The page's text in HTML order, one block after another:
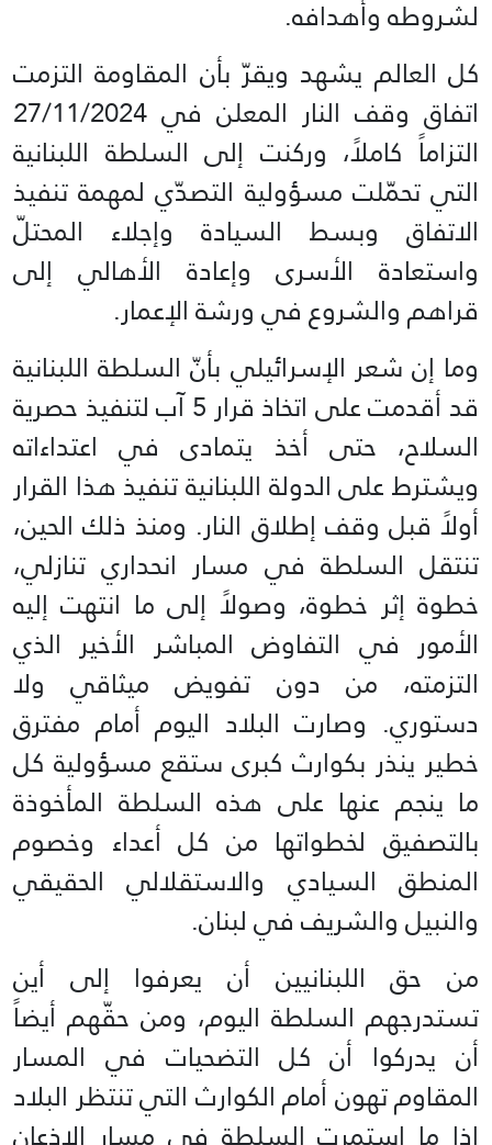
لشروطه وأهدافه.
كل العالم يشهد ويقرّ بأن المقاومة التزمت
اتفاق وقف النار المعلن في 27/11/2024
التزاماً كاملاً، وركنت إلى السلطة اللبنانية
التي تحمّلت مسؤولية التصدّي لمهمة تنفيذ
الاتفاق وبسط السيادة وإجلاء المحتلّ
واستعادة الأسرى وإعادة الأهالي إلى
قراهم والشروع في ورشة الإعمار.
وما إن شعر الإسرائيلي بأنّ السلطة اللبنانية
قد أقدمت على اتخاذ قرار 5 آب لتنفيذ حصرية
السلاح، حتى أخذ يتمادى في اعتداءاته
ويشترط على الدولة اللبنانية تنفيذ هذا القرار
أولاً قبل وقف إطلاق النار. ومنذ ذلك الحين،
تنتقل السلطة في مسار انحداري تنازلي،
خطوة إثر خطوة، وصولاً إلى ما انتهت إليه
الأمور في التفاوض المباشر الأخير الذي
التزمته، من دون تفويض ميثاقي ولا
دستوري. وصارت البلاد اليوم أمام مفترق
خطير ينذر بكوارث كبرى ستقع مسؤولية كل
ما ينجم عنها على هذه السلطة المأخوذة
بالتصفيق لخطواتها من كل أعداء وخصوم
المنطق السيادي والاستقلالي الحقيقي
والنبيل والشريف في لبنان.
من حق اللبنانيين أن يعرفوا إلى أين
تستدرجهم السلطة اليوم، ومن حقّهم أيضاً
أن يدركوا أن كل التضحيات في المسار
المقاوم تهون أمام الكوارث التي تنتظر البلاد